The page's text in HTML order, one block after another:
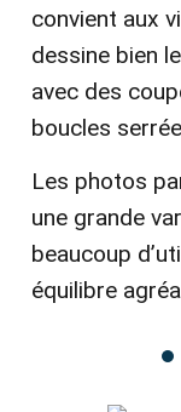
convient aux
dessine bien
avec des
boucles
Les photos
une grande
beaucoup
équilibre